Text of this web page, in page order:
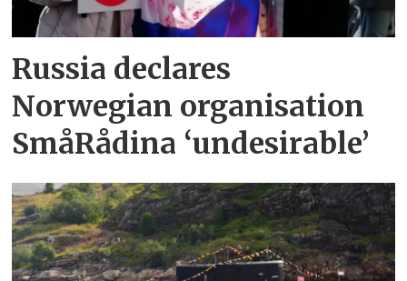
Russia declares
Norwegian organisation
SmåRådina ‘undesirable’